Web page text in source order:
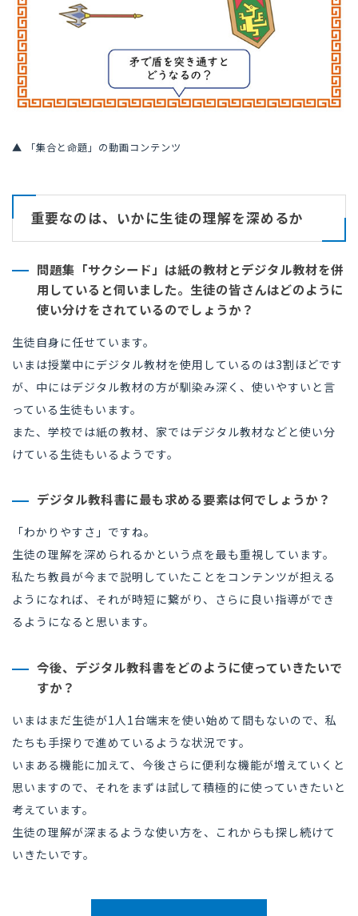
▲ 「集合と命題」の動画コンテンツ
重要なのは、いかに生徒の理解を深めるか
問題集「サクシード」は紙の教材とデジタル教材を併
用していると伺いました。 生徒の皆さんはどのように
使い分けをされているのでしょうか？
生徒自身に任せています。
いまは授業中にデジタル教材を使用しているのは3割ほどです
が、中にはデジタル教材の方が馴染み深く、使いやすいと言
っている生徒もいます。
また、学校では紙の教材、家ではデジタル教材などと使い分
けている生徒もいるようです。
デジタル教科書に最も求める要素は何でしょうか？
「わかりやすさ」ですね。
生徒の理解を深められるかという点を最も重視しています。
私たち教員が今まで説明していたことをコンテンツが担える
ようになれば、それが時短に繋がり、さらに良い指導ができ
るようになると思います。
今後、デジタル教科書をどのように使っていきたいで
すか？
いまはまだ生徒が1人1台端末を使い始めて間もないので、私
たちも手探りで進めているような状況です。
いまある機能に加えて、今後さらに便利な機能が増えていくと
思いますので、それをまずは試して積極的に使っていきたいと
考えています。
生徒の理解が深まるような使い方を、これからも探し続けて
いきたいです。